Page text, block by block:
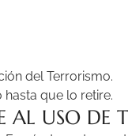
del Terrorismo.
que lo retire.
AL USO DE